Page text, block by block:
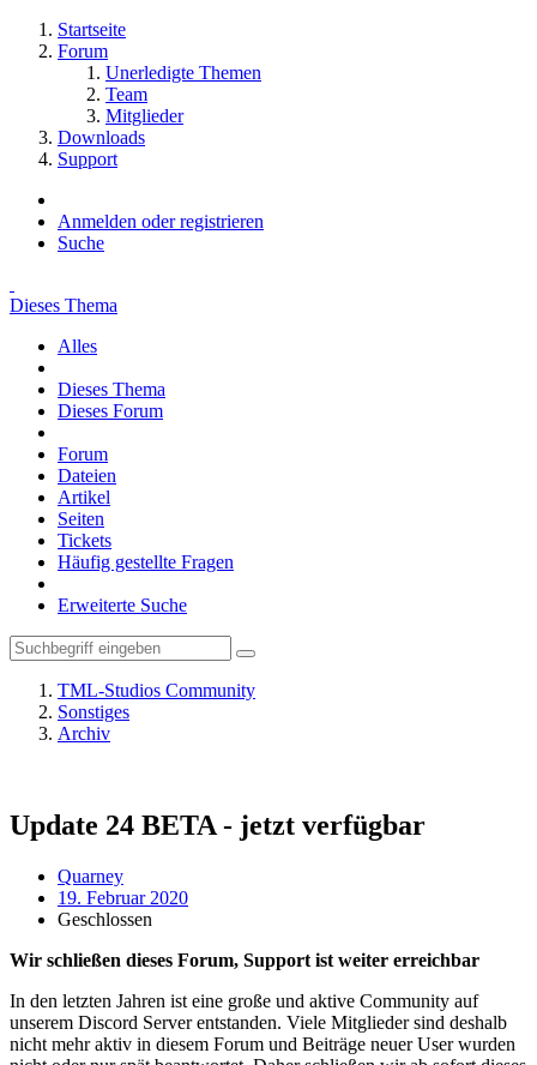
Startseite
Forum
Unerledigte Themen
Team
Mitglieder
Downloads
Support
Anmelden oder registrieren
Suche
Dieses Thema
Alles
Dieses Thema
Dieses Forum
Forum
Dateien
Artikel
Seiten
Tickets
Häufig gestellte Fragen
Erweiterte Suche
TML-Studios Community
Sonstiges
Archiv
Update 24 BETA - jetzt verfügbar
Quarney
19. Februar 2020
Geschlossen
Wir schließen dieses Forum, Support ist weiter erreichbar
In den letzten Jahren ist eine große und aktive Community auf
unserem Discord Server entstanden. Viele Mitglieder sind deshalb
nicht mehr aktiv in diesem Forum und Beiträge neuer User wurden